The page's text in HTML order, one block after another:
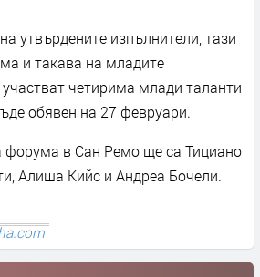
утвърдените изпълнители, тази
и такава на младите
четирима млади таланти
обявен на 27 февруари.
форума в Сан Ремо ще са Тициано
Алиша Кийс и Андреа Бочели.